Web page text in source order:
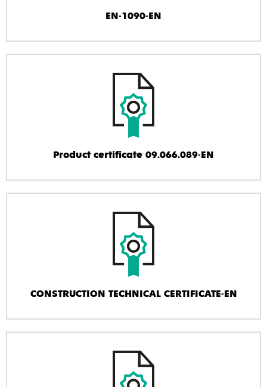
EN-1090-EN
Product certificate 09.066.089-EN
CONSTRUCTION TECHNICAL CERTIFICATE-EN